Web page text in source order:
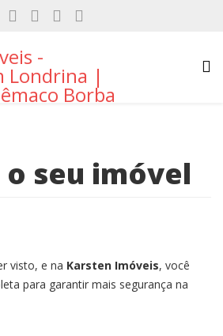
seu imóvel
visto, e na Karsten Imóveis, você
para garantir mais segurança na